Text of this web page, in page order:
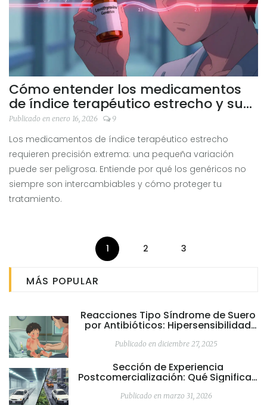
Cómo entender los medicamentos
de índice terapéutico estrecho y sus
genéricos
Publicado en enero 16, 2026 9
Los medicamentos de índice terapéutico estrecho
requieren precisión extrema: una pequeña variación
puede ser peligrosa. Entiende por qué los genéricos no
siempre son intercambiables y cómo proteger tu
tratamiento.
1 2 3
MÁS POPULAR
Reacciones Tipo Síndrome de Suero
por Antibióticos: Hipersensibilidad
Retrasada
Publicado en diciembre 27, 2025
Sección de Experiencia
Postcomercialización: Qué Significan
Estos Efectos Secundarios en el
Etiquetado
Publicado en marzo 31, 2026